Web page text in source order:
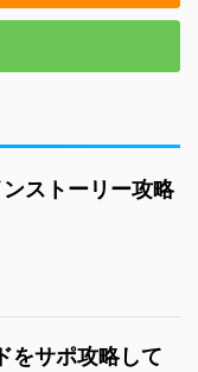
ストーリー攻略
をサポ攻略して